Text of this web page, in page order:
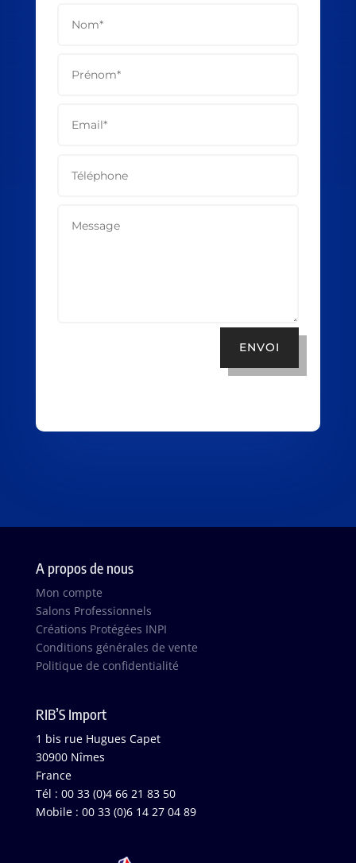
ENVOI
A propos de nous
Mon compte
Salons Professionnels
Créations Protégées INPI
Conditions générales de vente
Politique de confidentialité
RIB’S Import
1 bis rue Hugues Capet
30900 Nîmes
France
Tél : 00 33 (0)4 66 21 83 50
Mobile : 00 33 (0)6 14 27 04 89